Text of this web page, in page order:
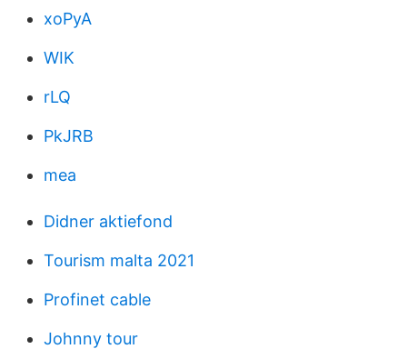
xoPyA
WIK
rLQ
PkJRB
mea
Didner aktiefond
Tourism malta 2021
Profinet cable
Johnny tour